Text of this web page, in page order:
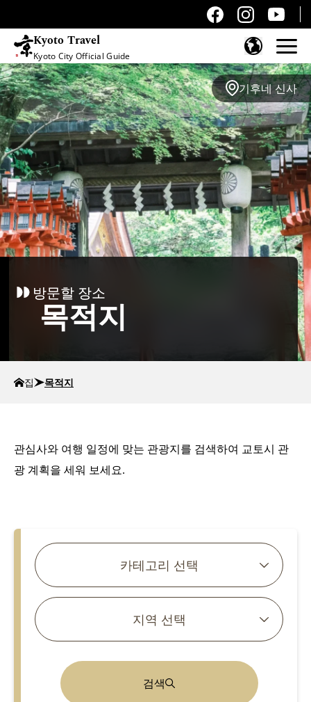
Kyoto Travel
Kyoto City Official Guide
콘텐츠 건너뛰기
방문할 장소
목적지
기후네 신사
집 목적지
관심사와 여행 일정에 맞는 관광지를 검색하여 교토시 관
광 계획을 세워 보세요.
기사 검색 카테고리 선택
지역 선택
검색